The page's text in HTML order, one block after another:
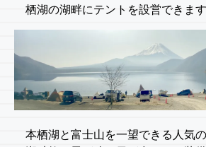
栖湖の湖畔にテントを設営できます
本栖湖と富士山を一望できる人気